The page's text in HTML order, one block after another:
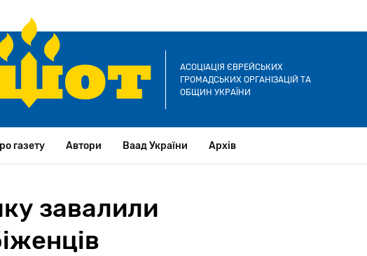
АСОЦІАЦІЯ ЄВРЕЙСЬКИХ
ГРОМАДСЬКИХ ОРГАНІЗАЦІЙ ТА
ОБЩИН УКРАЇНИ
газету Автори Ваад України Архів
завалили